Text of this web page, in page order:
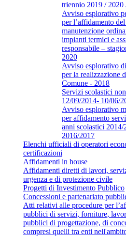
triennio 2019 / 2020
Avviso esplorativo
per l’affidamento
manutenzione
impianti termici e
responsabile –
2020
Avviso esplorativo
per la realizzazione
Comune - 2018
Servizi scolastici
12/09/2014- 10/06/
Avviso esplorativo
per affidamento
anni scolastici
2016/2017
Elenchi ufficiali di operatori
certificazioni
Affidamenti in house
Affidamenti diretti di lavori,
urgenza e di protezione civile
Progetti di Investimento Pubblico
Concessioni e partenariato
Atti relativi alle procedure per
pubblici di servizi, forniture,
pubblici di progettazione, di
compresi quelli tra enti